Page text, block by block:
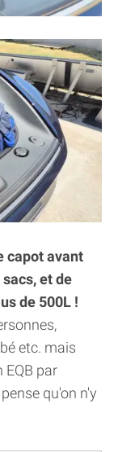
capot avant
et de
de 500L !
etc. mais
EQB par
qu'on n'y